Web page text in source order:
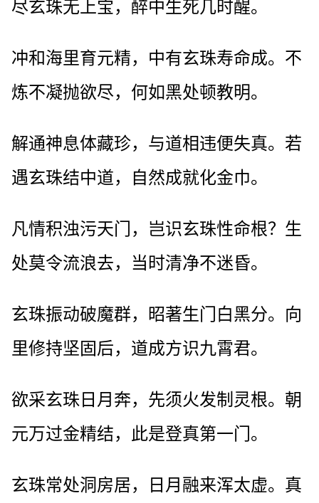
尽玄珠无上宝，醉中生死几时醒。
冲和海里育元精，中有玄珠寿命成。不
炼不凝抛欲尽，何如黑处顿教明。
解通神息体藏珍，与道相违便失真。若
遇玄珠结中道，自然成就化金巾。
凡情积浊污天门，岂识玄珠性命根？生
处莫令流浪去，当时清净不迷昏。
玄珠振动破魔群，昭著生门白黑分。向
里修持坚固后，道成方识九霄君。
欲采玄珠日月奔，先须火发制灵根。朝
元万过金精结，此是登真第一门。
玄珠常处洞房居，日月融来浑太虚。真